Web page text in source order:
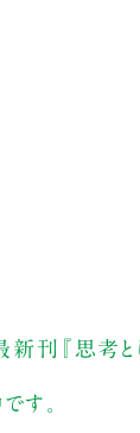
最新刊『思
す。